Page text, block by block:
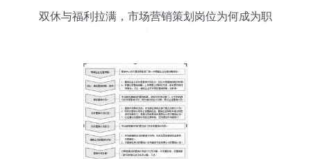
双休与福利拉满，市场营销策划岗位为何成为职